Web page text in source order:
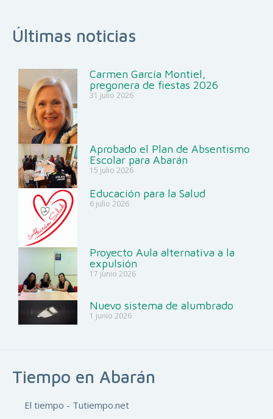
Tiempo en Abarán
El tiempo - Tutiempo.net
Últimas noticias
Carmen García Montiel,
pregonera de fiestas 2026
31 julio 2026
Aprobado el Plan de Absentismo
Escolar para Abarán
15 julio 2026
Educación para la Salud
6 julio 2026
Proyecto Aula alternativa a la
expulsión
17 junio 2026
Nuevo sistema de alumbrado
1 junio 2026